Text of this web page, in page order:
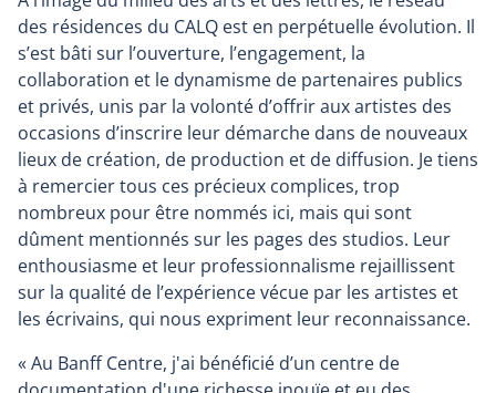
des résidences du CALQ est en perpétuelle évolution. Il
s’est bâti sur l’ouverture, l’engagement, la
collaboration et le dynamisme de partenaires publics
et privés, unis par la volonté d’offrir aux artistes des
occasions d’inscrire leur démarche dans de nouveaux
lieux de création, de production et de diffusion. Je tiens
à remercier tous ces précieux complices, trop
nombreux pour être nommés ici, mais qui sont
dûment mentionnés sur les pages des studios. Leur
enthousiasme et leur professionnalisme rejaillissent
sur la qualité de l’expérience vécue par les artistes et
les écrivains, qui nous expriment leur reconnaissance.
« Au Banff Centre, j'ai bénéficié d’un centre de